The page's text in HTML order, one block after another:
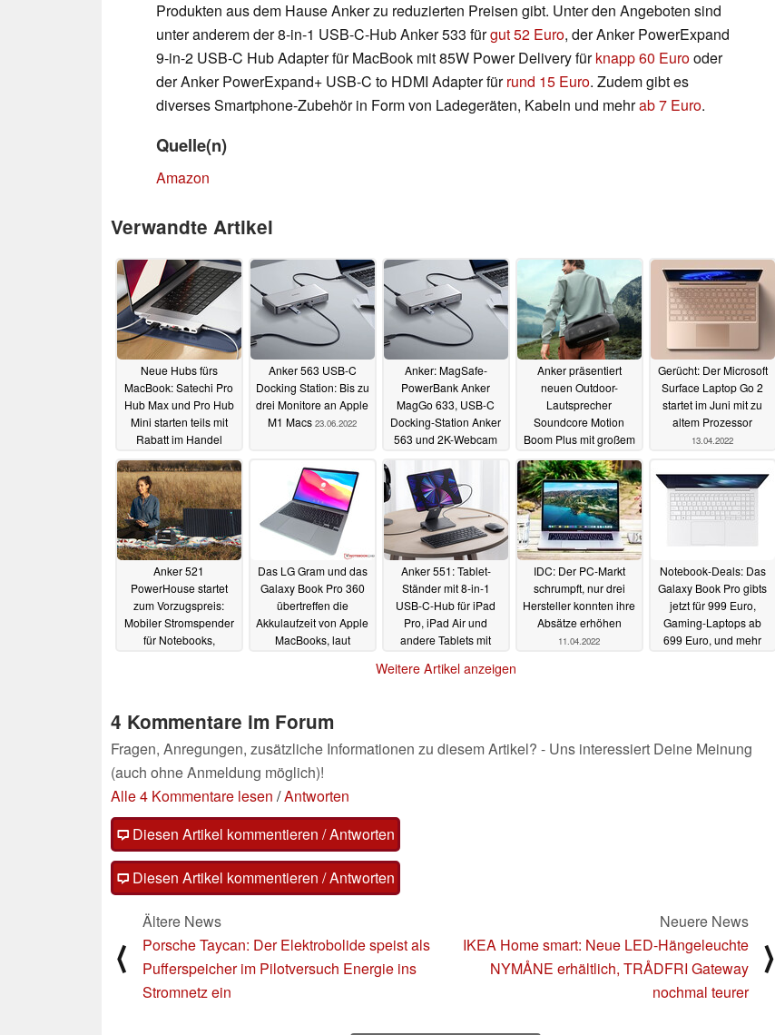
Produkten aus dem Hause Anker zu reduzierten Preisen gibt. Unter den Angeboten sind
unter anderem der 8-in-1 USB-C-Hub Anker 533 fürgut 52 Euro, der Anker PowerExpand
9-in-2 USB-C Hub Adapter für MacBook mit 85W Power Delivery fürknapp 60 Eurooder
der Anker PowerExpand+ USB-C to HDMI Adapter fürrund 15 Euro. Zudem gibt es
diverses Smartphone-Zubehör in Form von Ladegeräten, Kabeln und mehrab 7 Euro.
Quelle(n)
Amazon
Verwandte Artikel
Neue Hubs fürs
MacBook: Satechi Pro
Hub Max und Pro Hub
Mini starten teils mit
Rabatt im Handel
04.08.2022
Anker 563 USB-C
Docking Station: Bis zu
drei Monitore an Apple
M1 Macs 23.06.2022
Anker: MagSafe-
PowerBank Anker
MagGo 633, USB-C
Docking-Station Anker
563 und 2K-Webcam
C200 starten
Anker präsentiert
neuen Outdoor-
Lautsprecher
Soundcore Motion
Boom Plus mit großem
09.05.2022
Gerücht: Der Microsoft
Surface Laptop Go 2
startet im Juni mit zu
altem Prozessor
13.04.2022
Anker 521
PowerHouse startet
zum Vorzugspreis:
Mobiler Stromspender
für Notebooks,
Das LG Gram und das
Galaxy Book Pro 360
übertreffen die
Akkulaufzeit von Apple
MacBooks, laut
Anker 551: Tablet-
Ständer mit 8-in-1
USB-C-Hub für iPad
Pro, iPad Air und
andere Tablets mit
IDC: Der PC-Markt
schrumpft, nur drei
Hersteller konnten ihre
Absätze erhöhen
11.04.2022
Notebook-Deals: Das
Galaxy Book Pro gibts
jetzt für 999 Euro,
Gaming-Laptops ab
699 Euro, und mehr
Weitere Artikel anzeigen
4 Kommentare im Forum
Fragen, Anregungen, zusätzliche Informationen zu diesem Artikel? - Uns interessiert Deine Meinung
(auch ohne Anmeldung möglich)!
Alle 4 Kommentare lesen /Antworten
Diesen Artikel kommentieren / Antworten
Diesen Artikel kommentieren / Antworten
⟨
Ältere News
Porsche Taycan: Der Elektrobolide speist als
Pufferspeicher im Pilotversuch Energie ins
Stromnetz ein
Neuere News
IKEA Home smart: Neue LED-Hängeleuchte
NYMÅNE erhältlich, TRÅDFRI Gateway
nochmal teurer
⟩